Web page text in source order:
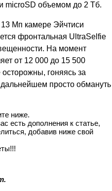
microSD объемом до 2 Тб.
Мп камере Эйчтиси
фронтальная UltraSelfie
На момент
от 12 000 до 15 500
гоняясь за
просто обмануть
ниже.
есть дополнения к статье,
добавив ниже свой